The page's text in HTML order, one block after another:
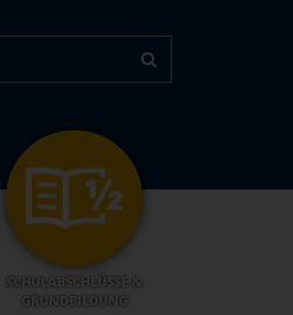
SCHULABSCHLÜSSE &
GRUNDBILDUNG